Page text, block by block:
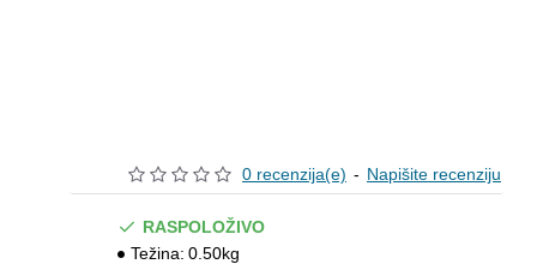
0 recenzija(e) - Napišite recenziju
RASPOLOŽIVO
Težina: 0.50kg